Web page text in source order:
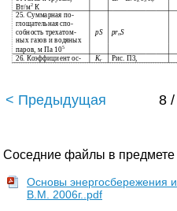
Вт/м2 К
25. Суммарная по-
глощательная спо-
собность трехатом-
pS prnS
ных газов и водяных
паров, м Па 105
26. Коэффициент ос- Kг Рис. П3,
< Предыдущая 8
Соседние файлы в предмете
Основы энергосбережения
В.М. 2006г..pdf